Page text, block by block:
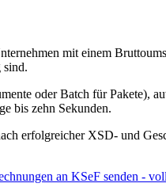
mit einem
sind.
oder Batch für Pakete),
bis zehn Sekunden.
erfolgreicher XSD- und
an KSeF senden -